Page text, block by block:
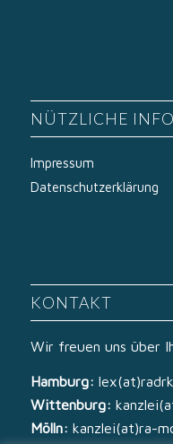
NÜTZLICHE
Impressum
Datenschutzerklärung
KONTAKT
Wir freuen uns über
Hamburg:
Wittenburg:
Mölln: kanzlei(at)ra-